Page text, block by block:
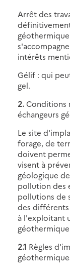
Arrêt des
intérêts
Gélif : qui
gel.
2.Conditions
échangeurs
Le site
forage, de
doivent
visent à
géologique
pollution des
pollutions de
des
à l'exploitant
2.1 Règles